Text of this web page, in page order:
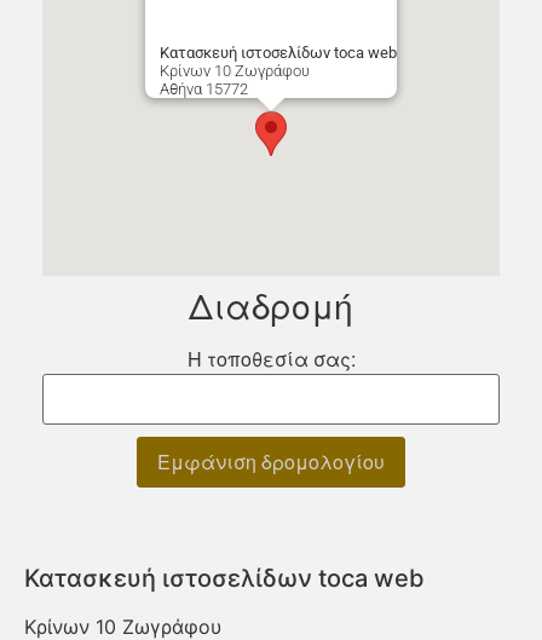
Κατασκευή ιστοσελίδων toca web
Κρίνων 10 Ζωγράφου
Αθήνα 15772
Διαδρομή
Η τοποθεσία σας:
Κατασκευή ιστοσελίδων toca web
Κρίνων 10 Ζωγράφου